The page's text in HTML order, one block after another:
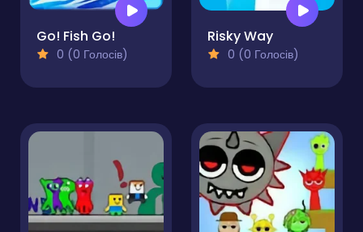
Go! Fish Go!
0 (0 Голосів)
Risky Way
0 (0 Голосів)